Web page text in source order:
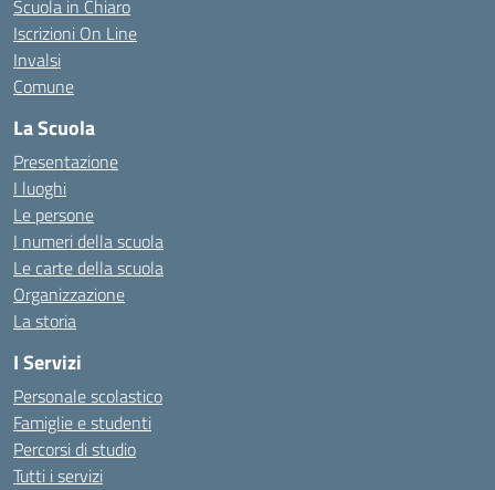
Scuola in Chiaro
Iscrizioni On Line
Invalsi
Comune
La Scuola
Presentazione
I luoghi
Le persone
I numeri della scuola
Le carte della scuola
Organizzazione
La storia
I Servizi
Personale scolastico
Famiglie e studenti
Percorsi di studio
Tutti i servizi